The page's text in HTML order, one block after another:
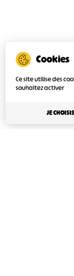
Ce site utilise des
souhaitez activer
JE CHOISIS